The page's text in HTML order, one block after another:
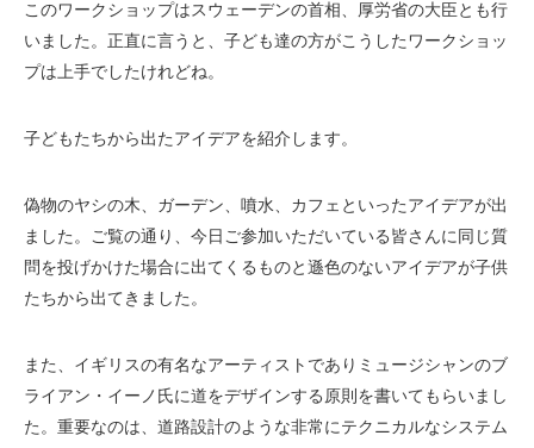
このワークショップはスウェーデンの首相、厚労省の大臣とも行
いました。正直に言うと、子ども達の方がこうしたワークショッ
プは上手でしたけれどね。
子どもたちから出たアイデアを紹介します。
偽物のヤシの木、ガーデン、噴水、カフェといったアイデアが出
ました。ご覧の通り、今日ご参加いただいている皆さんに同じ質
問を投げかけた場合に出てくるものと遜色のないアイデアが子供
たちから出てきました。
また、イギリスの有名なアーティストでありミュージシャンのブ
ライアン・イーノ氏に道をデザインする原則を書いてもらいまし
た。重要なのは、道路設計のような非常にテクニカルなシステム